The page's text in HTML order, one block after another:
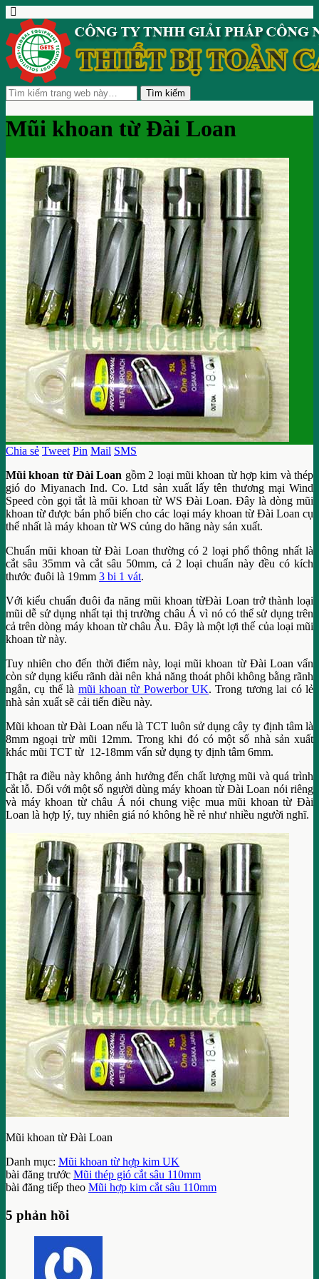
Mũi khoan từ Đài Loan
Chia sẻ Tweet Pin Mail SMS
Mũi khoan từ Đài Loan gồm 2 loại mũi khoan từ hợp kim và thép
gió do Miyanach Ind. Co. Ltd sản xuất lấy tên thương mại Wind
Speed còn gọi tắt là mũi khoan từ WS Đài Loan. Đây là dòng mũi
khoan từ được bán phổ biến cho các loại máy khoan từ Đài Loan cụ
thể nhất là máy khoan từ WS củng do hãng này sản xuất.
Chuẩn mũi khoan từ Đài Loan thường có 2 loại phổ thông nhất là
cắt sâu 35mm và cắt sâu 50mm, cả 2 loại chuẩn này đều có kích
thước đuôi là 19mm 3 bi 1 vát.
Với kiểu chuẩn đuôi đa năng mũi khoan từĐài Loan trở thành loại
mũi dễ sử dụng nhất tại thị trường châu Á vì nó có thể sử dụng trên
cả trên dòng máy khoan từ châu Âu. Đây là một lợi thế của loại mũi
khoan từ này.
Tuy nhiên cho đến thời điểm này, loại mũi khoan từ Đài Loan vẩn
còn sử dụng kiểu rãnh dài nên khả năng thoát phôi không bằng rãnh
ngắn, cụ thể là mũi khoan từ Powerbor UK. Trong tương lai có lẻ
nhà sản xuất sẽ cải tiến điều này.
Mũi khoan từ Đài Loan nếu là TCT luôn sử dụng cây ty định tâm là
8mm ngoại trừ mũi 12mm. Trong khi đó có một số nhà sản xuất
khác mũi TCT từ 12-18mm vẩn sử dụng ty định tâm 6mm.
Thật ra điều này không ảnh hưởng đến chất lượng mũi và quá trình
cắt lỗ. Đối với một số người dùng máy khoan từ Đài Loan nói riêng
và máy khoan từ châu Á nói chung việc mua mũi khoan từ Đài
Loan là hợp lý, tuy nhiên giá nó không hề rẻ như nhiều người nghĩ.
Mũi khoan từ Đài Loan
Danh mục: Mũi khoan từ hợp kim UK
bài đăng trước Mũi thép gió cắt sâu 110mm
bài đăng tiếp theo Mũi hợp kim cắt sâu 110mm
5 phản hồi